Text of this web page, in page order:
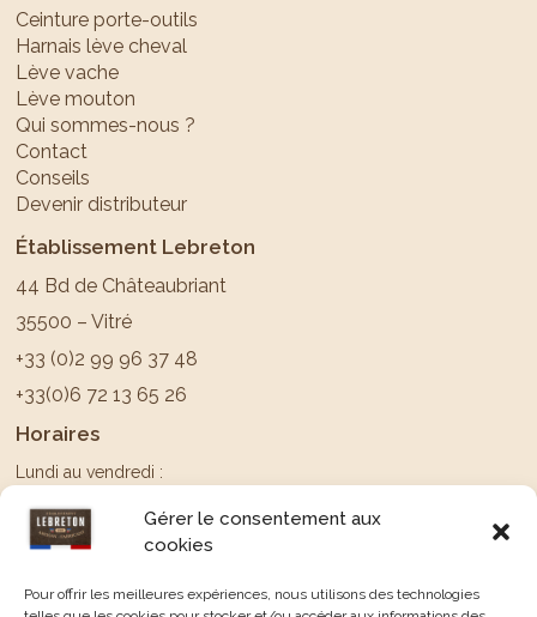
Gérer le consentement aux
cookies
Pour offrir les meilleures expériences, nous utilisons des technologies
Ceinture porte-outils
Harnais lève cheval
Lève vache
Lève mouton
Qui sommes-nous ?
Contact
Conseils
Devenir distributeur
Établissement Lebreton
44 Bd de Châteaubriant
35500 – Vitré
+33 (0)2 99 96 37 48
+33(0)6 72 13 65 26
Horaires
Lundi au vendredi :
09:00–13:00, 14:00–18:00
Samedi & Dimanche : Fermé